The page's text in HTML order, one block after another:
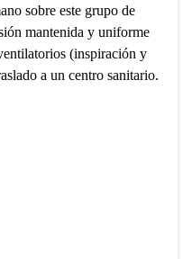
sobre este grupo de
mantenida y uniforme
(inspiración y
a un centro sanitario.